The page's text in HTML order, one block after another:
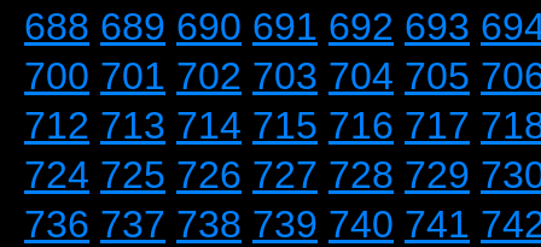
688 689 690 691 692 693
700 701 702 703 704 705
712 713 714 715 716 717
724 725 726 727 728 729
736 737 738 739 740 741